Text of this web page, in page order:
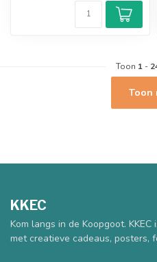
Toon 1-
Toon
KKEC
Kom langs in de Koopgoot.
met creatieve cadeaus, posters,